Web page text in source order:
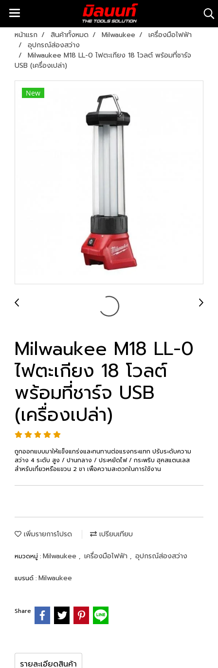
หน้าแรก สินค้าทั้งหมด Milwaukee
เครื่องมือไฟฟ้า
อุปกรณ์ส่องสว่าง
Milwaukee M18 LL-0 ไฟตะเกียง 18 โวลต์ พร้อมที่ชาร์จ
USB (เครื่องเปล่า)
New
Milwaukee M18 LL-0
ไฟตะเกียง 18 โวลต์
พร้อมที่ชาร์จ USB
(เครื่องเปล่า)
ถูกออกแบบมาให้แข็งแกร่งและทนทานต่อแรงกระแทก ปรับระดับความ
สว่าง 4 ระดับ สูง / ปานกลาง / ประหยัดไฟ / กระพริบ ฮุคสแตนเลส
สำหรับเกี่ยวหรือแขวน 2 ขา เพื่อความสะดวกในการใช้งาน
เพิ่มรายการโปรด เปรียบเทียบ
หมวดหมู่ : Milwaukee , เครื่องมือไฟฟ้า , อุปกรณ์ส่องสว่าง
แบรนด์ : Milwaukee
Share
รายละเอียดสินค้า